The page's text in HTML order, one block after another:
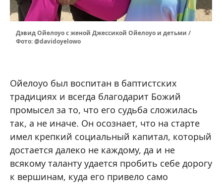
Дэвид Ойелоуо с женой Джессикой Ойелоуо и детьми /
Фото: @davidoyelowo
Ойелоуо был воспитан в баптистских
традициях и всегда благодарит Божий
промысел за то, что его судьба сложилась
так, а не иначе. Он осознает, что на старте
имел крепкий социальный капитал, который
достается далеко не каждому, да и не
всякому таланту удается пробить себе дорогу
к вершинам, куда его привело само